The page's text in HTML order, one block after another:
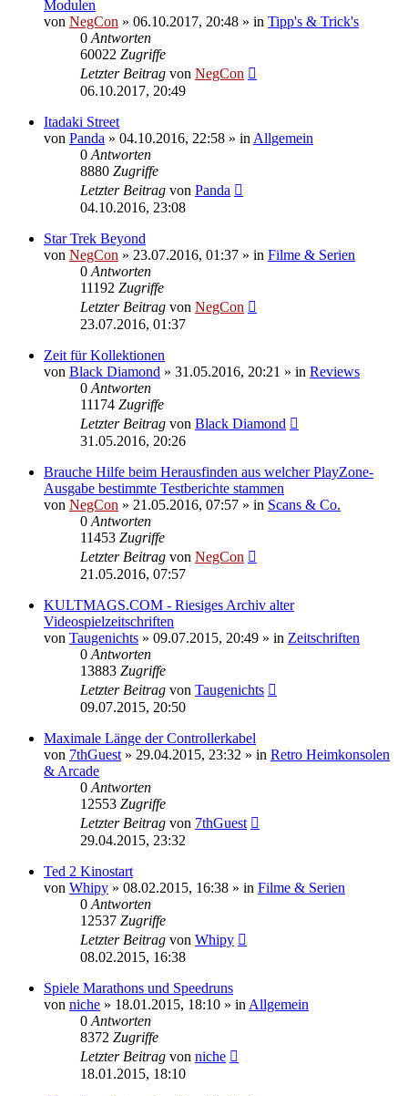
Modulen
von NegCon » 06.10.2017, 20:48 » in Tipp's & Trick's
0Antworten
60022 Zugriffe
Letzter Beitrag von NegCon
06.10.2017, 20:49
Itadaki Street
von Panda » 04.10.2016, 22:58 » inAllgemein
0Antworten
8880 Zugriffe
Letzter Beitrag von Panda
04.10.2016, 23:08
Star Trek Beyond
von NegCon » 23.07.2016, 01:37 » in Filme & Serien
0Antworten
11192 Zugriffe
Letzter Beitrag von NegCon
23.07.2016, 01:37
Zeit für Kollektionen
von Black Diamond » 31.05.2016, 20:21 » in Reviews
0Antworten
11174 Zugriffe
Letzter Beitrag von Black Diamond
31.05.2016, 20:26
Brauche Hilfe beim Herausfinden aus welcher PlayZone-
Ausgabe bestimmte Testberichte stammen
von NegCon » 21.05.2016, 07:57 » in Scans & Co.
0Antworten
11453 Zugriffe
Letzter Beitrag von NegCon
21.05.2016, 07:57
KULTMAGS.COM - Riesiges Archiv alter
Videospielzeitschriften
von Taugenichts » 09.07.2015, 20:49 » in Zeitschriften
0Antworten
13883 Zugriffe
Letzter Beitrag von Taugenichts
09.07.2015, 20:50
Maximale Länge der Controllerkabel
von 7thGuest» 29.04.2015, 23:32 » in Retro Heimkonsolen
& Arcade
0Antworten
12553 Zugriffe
Letzter Beitrag von 7thGuest
29.04.2015, 23:32
Ted 2 Kinostart
von Whipy » 08.02.2015, 16:38 » in Filme & Serien
0Antworten
12537 Zugriffe
Letzter Beitrag von Whipy
08.02.2015, 16:38
Spiele Marathons und Speedruns
von niche » 18.01.2015, 18:10 » inAllgemein
0Antworten
8372 Zugriffe
Letzter Beitrag von niche
18.01.2015, 18:10